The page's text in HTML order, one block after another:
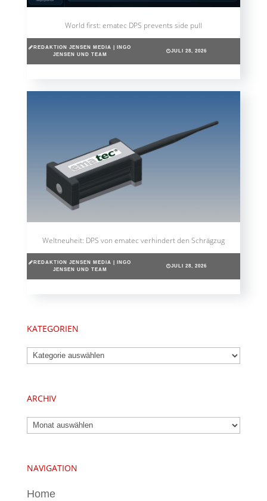
World first: ematec DPS prevents side pull
REDAKTION JENSEN MEDIA | INGO
JENSEN UND TEAM
JULI 28, 2026
Weltneuheit: DPS von ematec verhindert den Schrägzug
REDAKTION JENSEN MEDIA | INGO
JENSEN UND TEAM
JULI 28, 2026
KATEGORIEN
Kategorien
ARCHIV
Archiv
NAVIGATION
Home